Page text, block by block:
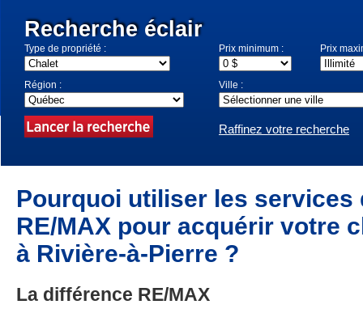
Recherche éclair
Type de propriété : Prix minimum : Prix
Région : Ville :
Raffinez votre recherche
Pourquoi utiliser les services
RE/MAX pour acquérir votre
à Rivière-à-Pierre ?
La différence RE/MAX